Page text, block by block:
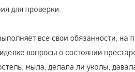
для проверки.
все свои обязанности, на
вопросы о состоянии
мыла, делала ли уколы,